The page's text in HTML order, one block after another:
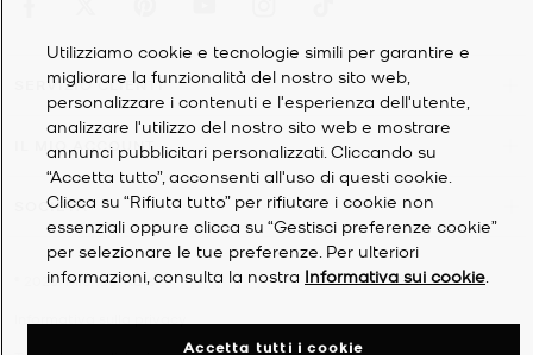
SERVIZIO CLIENTI
IL MIO ACCOUNT
SOCIETÀ
2026Michael Kors
Utilizziamo cookie e tecnologie simili per garantire e
migliorare la funzionalità del nostro sito web,
personalizzare i contenuti e l'esperienza dell'utente,
analizzare l'utilizzo del nostro sito web e mostrare
annunci pubblicitari personalizzati. Cliccando su
“Accetta tutto”, acconsenti all'uso di questi cookie.
Clicca su “Rifiuta tutto” per rifiutare i cookie non
essenziali oppure clicca su “Gestisci preferenze cookie”
per selezionare le tue preferenze. Per ulteriori
informazioni, consulta la nostra Informativa sui cookie
Accetta tutti i cookie